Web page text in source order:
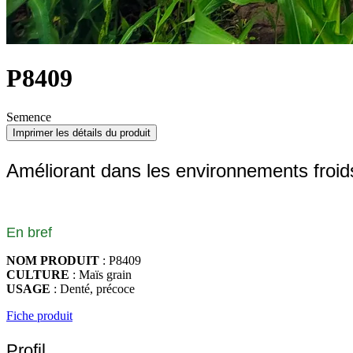
P8409
Semence
Imprimer les détails du produit
Améliorant dans les environnements
En bref
NOM PRODUIT : P8409
CULTURE : Maïs grain
USAGE : Denté, précoce
Fiche produit